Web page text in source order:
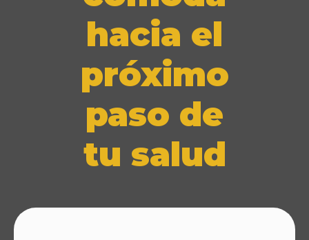
hacia el
próximo
paso de
tu salud